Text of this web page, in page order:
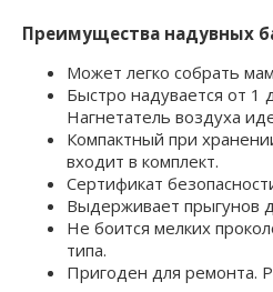
Преимущества надувных
Может легко собрать
Быстро надувается от 1
Нагнетатель воздуха
Компактный при
входит в комплект.
Сертификат
Выдерживает прыгунов
Не боится мелких
типа.
Пригоден для ремонта.